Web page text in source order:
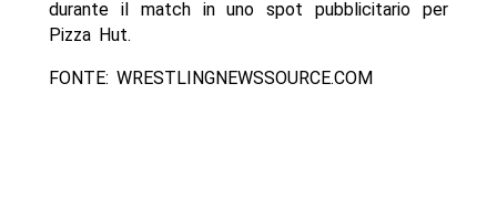
durante il match in uno spot pubblicitario per
Pizza Hut.
FONTE: WRESTLINGNEWSSOURCE.COM